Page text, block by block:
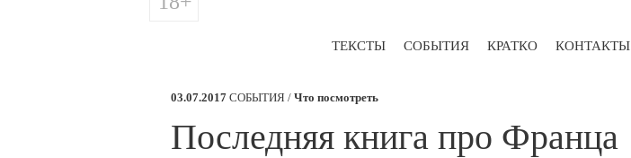
ТЕКСТЫ СОБЫТИЯ КРАТКО КОНТАКТЫ
03.07.2017 СОБЫТИЯ / Что посмотреть
​Последняя книга про Франца